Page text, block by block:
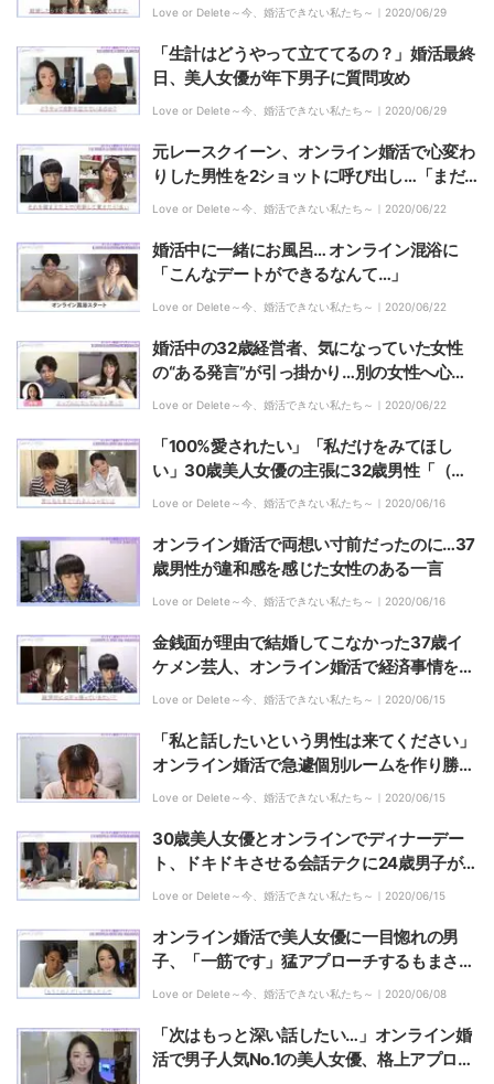
Love or Delete～今、婚活できない私たち～｜ 2020/06/29
「生計はどうやって立ててるの？」婚活最終
日、美人女優が年下男子に質問攻め
Love or Delete～今、婚活できない私たち～｜ 2020/06/29
元レースクイーン、オンライン婚活で心変わ
りした男性を2ショットに呼び出し…「まだ
チャンスがあれば頑張りたい」
Love or Delete～今、婚活できない私たち～｜ 2020/06/22
婚活中に一緒にお風呂… オンライン混浴に
「こんなデートができるなんて…」
Love or Delete～今、婚活できない私たち～｜ 2020/06/22
婚活中の32歳経営者、気になっていた女性
の“ある発言”が引っ掛かり…別の女性へ心変
わり
Love or Delete～今、婚活できない私たち～｜ 2020/06/22
「100%愛されたい」「私だけをみてほし
い」30歳美人女優の主張に32歳男性「（結
婚は）ちょっと難しい…」
Love or Delete～今、婚活できない私たち～｜ 2020/06/16
オンライン婚活で両想い寸前だったのに…37
歳男性が違和感を感じた女性のある一言
Love or Delete～今、婚活できない私たち～｜ 2020/06/16
金銭面が理由で結婚してこなかった37歳イ
ケメン芸人、オンライン婚活で経済事情を質
問され…
Love or Delete～今、婚活できない私たち～｜ 2020/06/15
「私と話したいという男性は来てください」
オンライン婚活で急遽個別ルームを作り勝負
に挑む女子、果たして？
Love or Delete～今、婚活できない私たち～｜ 2020/06/15
30歳美人女優とオンラインでディナーデー
ト、ドキドキさせる会話テクに24歳男子が
思わず「会いたいです」
Love or Delete～今、婚活できない私たち～｜ 2020/06/15
オンライン婚活で美人女優に一目惚れの男
子、「一筋です」猛アプローチするもまさか
の結果に
Love or Delete～今、婚活できない私たち～｜ 2020/06/08
「次はもっと深い話したい…」オンライン婚
活で男子人気No.1の美人女優、格上アプロー